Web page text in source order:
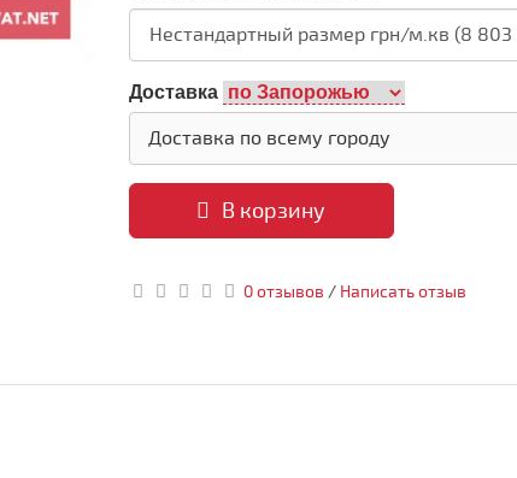
Доставка
Доставка по всему городу
В корзину
0 отзывов / Написать отзыв